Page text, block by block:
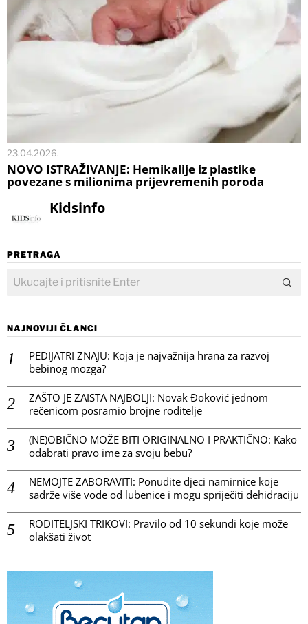
23.04.2026.
NOVO ISTRAŽIVANJE: Hemikalije iz plastike
povezane s milionima prijevremenih poroda
Kidsinfo
PRETRAGA
NAJNOVIJI ČLANCI
PEDIJATRI ZNAJU: Koja je najvažnija hrana za razvoj
bebinog mozga?
ZAŠTO JE ZAISTA NAJBOLJI: Novak Đoković jednom
rečenicom posramio brojne roditelje
(NE)OBIČNO MOŽE BITI ORIGINALNO I PRAKTIČNO: Kako
odabrati pravo ime za svoju bebu?
NEMOJTE ZABORAVITI: Ponudite djeci namirnice koje
sadrže više vode od lubenice i mogu spriječiti dehidraciju
RODITELJSKI TRIKOVI: Pravilo od 10 sekundi koje može
olakšati život